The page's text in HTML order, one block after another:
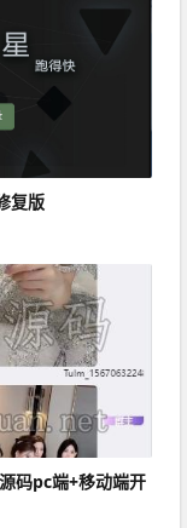
复版
码pc端+移动端开